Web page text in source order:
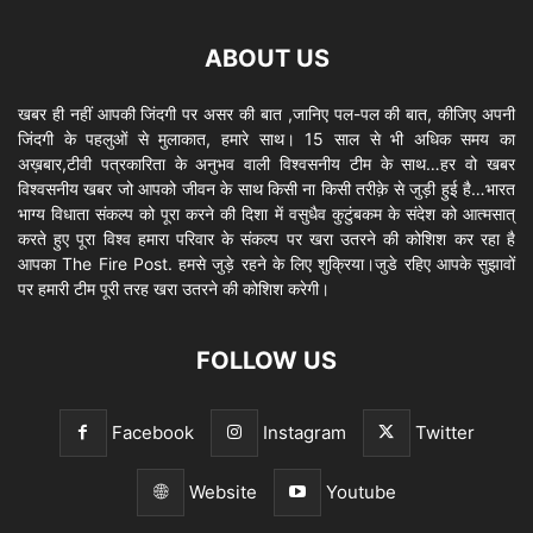
ABOUT US
खबर ही नहीं आपकी जिंदगी पर असर की बात ,जानिए पल-पल की बात, कीजिए अपनी
जिंदगी के पहलुओं से मुलाकात, हमारे साथ। 15 साल से भी अधिक समय का
अख़बार,टीवी पत्रकारिता के अनुभव वाली विश्वसनीय टीम के साथ…हर वो खबर
विश्वसनीय खबर जो आपको जीवन के साथ किसी ना किसी तरीक़े से जुड़ी हुई है…भारत
भाग्य विधाता संकल्प को पूरा करने की दिशा में वसुधैव कुटुंबकम के संदेश को आत्मसात्
करते हुए पूरा विश्व हमारा परिवार के संकल्प पर खरा उतरने की कोशिश कर रहा है
आपका The Fire Post. हमसे जुड़े रहने के लिए शुक्रिया।जुडे रहिए आपके सुझावों
पर हमारी टीम पूरी तरह खरा उतरने की कोशिश करेगी।
FOLLOW US
Facebook Instagram Twitter
Website Youtube